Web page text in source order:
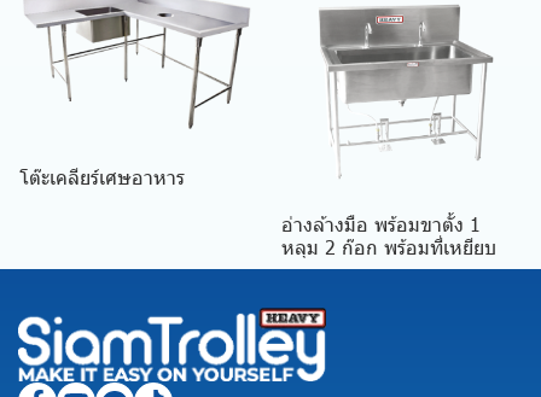
โต๊ะเคลียร์เศษอาหาร
อ่างล้างมือ พร้อมขาตั้ง 1
หลุม 2 ก๊อก พร้อมที่เหยียบ